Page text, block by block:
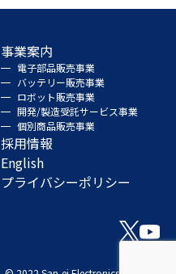
事業案内
電子部品販売事業
バッテリー販売事業
ロボット販売事業
開発/製造受託サービス事業
個別商品販売事業
採用情報
English
プライバシーポリシー